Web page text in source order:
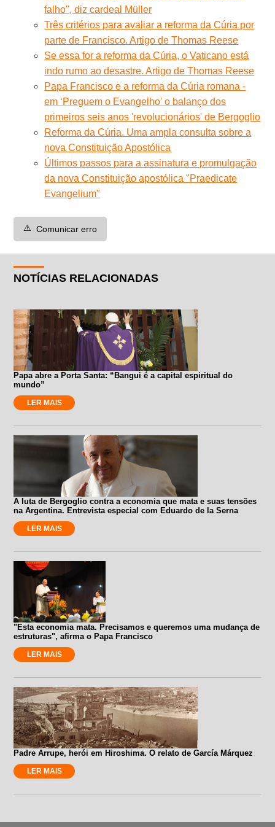
falho'', diz cardeal Müller
Três critérios para avaliar a reforma da Cúria por
parte de Francisco. Artigo de Thomas Reese
Se essa for a reforma da Cúria, o Vaticano está
indo rumo ao desastre. Artigo de Thomas Reese
Papa Francisco e a reforma da Cúria romana -
em ‘Preguem o Evangelho' o balanço dos
primeiros seis anos 'revolucionários' de Bergoglio
Reforma da Cúria. Uma ampla consulta sobre a
nova Constituição Apostólica
Últimos passos para a assinatura e promulgação
da nova Constituição apostólica "Praedicate
Evangelium"
⚠️ Comunicar erro
NOTÍCIAS RELACIONADAS
Papa abre a Porta Santa: “Bangui é a capital espiritual do
mundo”
LER MAIS
A luta de Bergoglio contra a economia que mata e suas tensões
na Argentina. Entrevista especial com Eduardo de la Serna
LER MAIS
"Esta economia mata. Precisamos e queremos uma mudança de
estruturas", afirma o Papa Francisco
LER MAIS
Padre Arrupe, herói em Hiroshima. O relato de García Márquez
LER MAIS